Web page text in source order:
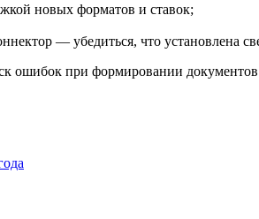
новых форматов и ставок;
— убедиться, что установлена
ошибок при формировании документов